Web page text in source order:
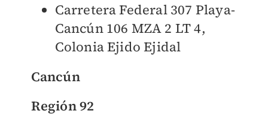
Carretera Federal 307 Playa-
Cancún 106 MZA 2 LT 4,
Colonia Ejido Ejidal
Cancún
Región 92